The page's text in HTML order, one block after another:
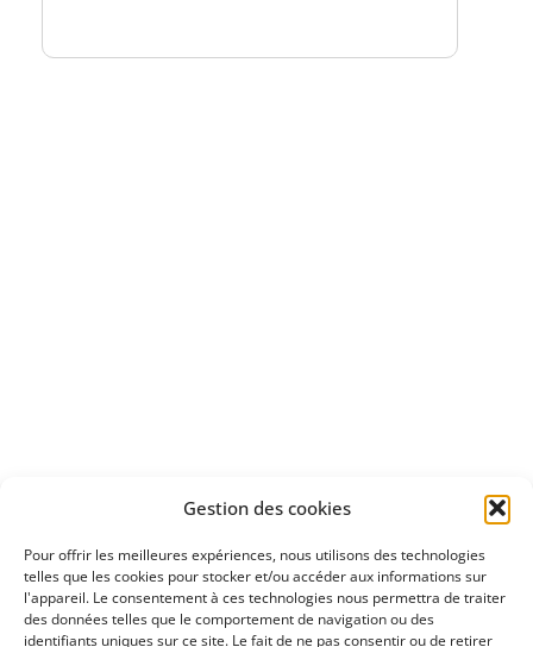
Gestion des cookies
Pour offrir les meilleures expériences, nous utilisons des technologies
telles que les cookies pour stocker et/ou accéder aux informations sur
l'appareil. Le consentement à ces technologies nous permettra de traiter
des données telles que le comportement de navigation ou des
identifiants uniques sur ce site. Le fait de ne pas consentir ou de retirer
Découvrez